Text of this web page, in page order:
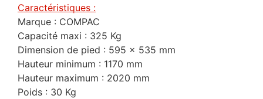
Caractéristiques :
Marque : COMPAC
Capacité maxi : 325 Kg
Dimension de pied : 595 x 535 mm
Hauteur minimum : 1170 mm
Hauteur maximum : 2020 mm
Poids : 30 Kg